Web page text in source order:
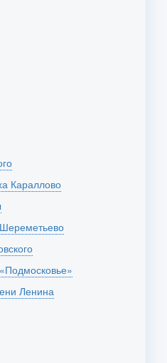
Караллово
Шереметьево
Ленина